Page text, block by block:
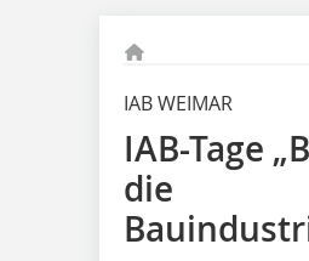
IAB WEIMAR
IAB-Tage
die